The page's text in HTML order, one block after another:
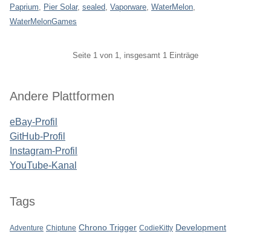
Paprium
Pier Solar, sealed Vaporware WaterMelon
WaterMelonGames
Seite 1 von 1, insgesamt 1 Einträge
Seitenleiste
Andere Plattformen
eBay-Profil
GitHub-Profil
Instagram-Profil
YouTube-Kanal
Tags
Adventure Chiptune Chrono Trigger CodieKitty Development